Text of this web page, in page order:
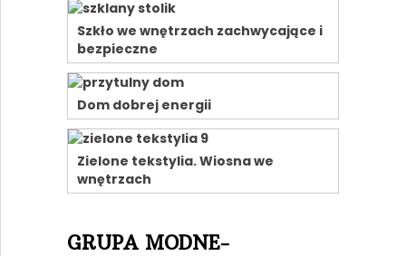
Szkło we wnętrzach zachwycające i
bezpieczne
Dom dobrej energii
Zielone tekstylia. Wiosna we
wnętrzach
GRUPA MODNE-